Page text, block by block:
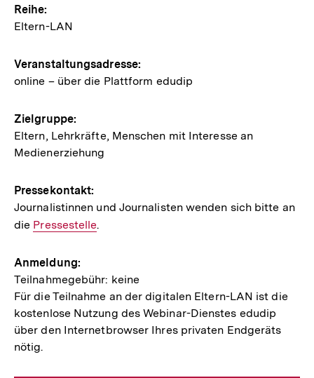
Hinweise
zur
Veranstaltung
Reihe:
Eltern-LAN
Veranstaltungsadresse:
online – über die Plattform edudip
Zielgruppe:
Eltern, Lehrkräfte, Menschen mit Interesse an
Medienerziehung
Pressekontakt:
Journalistinnen und Journalisten wenden sich bitte an
die Interner
Pressestelle.
Anmeldung:
Teilnahmegebühr: keine
Für die Teilnahme an der digitalen Eltern-LAN ist die
kostenlose Nutzung des Webinar-Dienstes edudip
über den Internetbrowser Ihres privaten Endgeräts
nötig.